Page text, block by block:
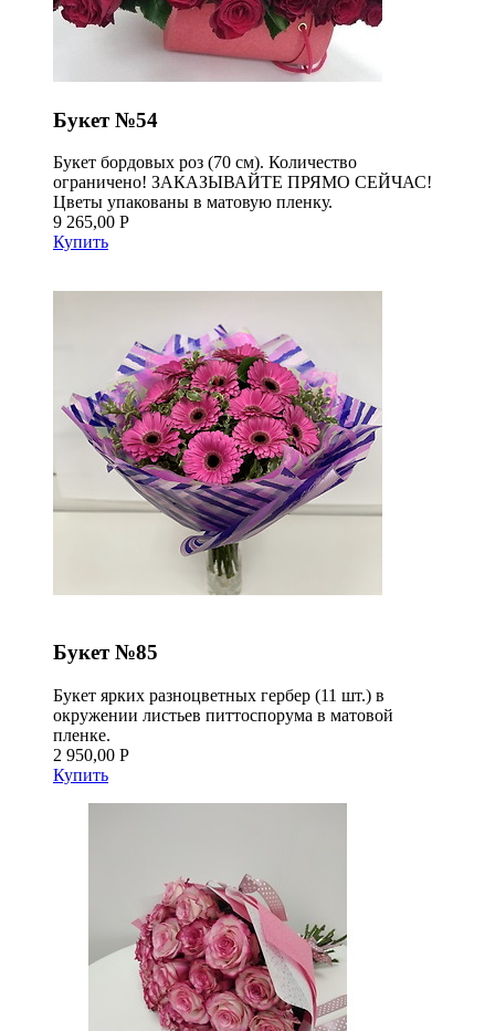
Букет №54
Букет бордовых роз (70 см). Количество
ограничено! ЗАКАЗЫВАЙТЕ ПРЯМО СЕЙЧАС!
Цветы упакованы в матовую пленку.
9 265,00 Р
Купить
Букет №85
Букет ярких разноцветных гербер (11 шт.) в
окружении листьев питтоспорума в матовой
пленке.
2 950,00 Р
Купить